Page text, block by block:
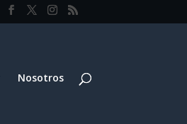
Nosotros